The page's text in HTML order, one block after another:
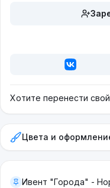
Хотите перенести
Цвета и
Ивент "Города" -